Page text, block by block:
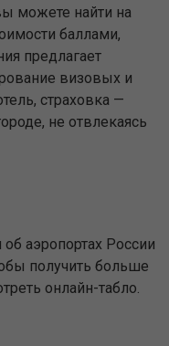
можете найти на
баллами,
предлагает
визовых и
страховка —
не отвлекаясь
аэропортах России
получить больше
онлайн-табло.